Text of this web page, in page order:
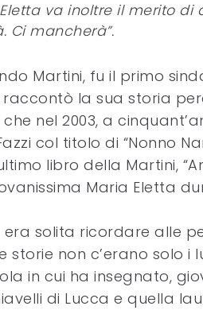
va inoltre il merito
Ci mancherà”.
Martini, fu il primo
raccontò la sua storia
nel 2003, a
col titolo di “Nonno
libro della Martini,
Maria Eletta
era solita ricordare alle
storie non c’erano solo
in cui ha insegnato,
di Lucca e quella